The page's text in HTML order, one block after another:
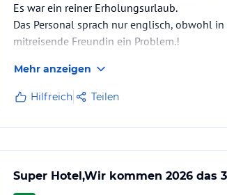
Es war ein reiner Erholungsurlaub.
Das Personal sprach nur englisch, obwohl
mitreisende Freundin ein Problem.!
Mehr anzeigen
Hilfreich Teilen
Super Hotel,Wir kommen 2026 das